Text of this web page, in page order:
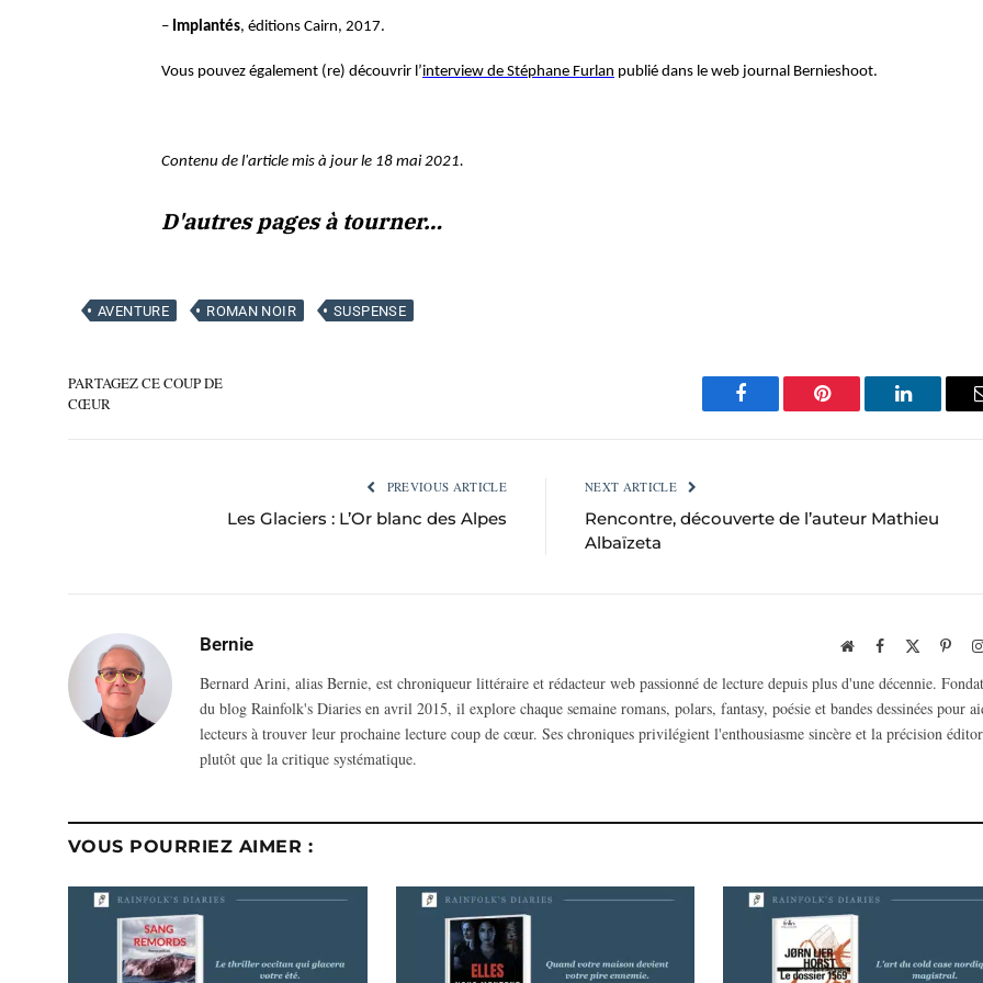
– Implantés, éditions Cairn, 2017.
Vous pouvez également (re) découvrir l’interview de Stéphane Furlan publié dans le web journal Bernieshoot.
Contenu de l'article mis à jour le 18 mai 2021.
D'autres pages à tourner…
AVENTURE ROMAN NOIR SUSPENSE
PARTAGEZ CE COUP DE
CŒUR
Facebook Pinterest LinkedIn
PREVIOUS ARTICLE
Les Glaciers : L’Or blanc des Alpes
NEXT ARTICLE
Rencontre, découverte de l’auteur Mathieu
Albaïzeta
Bernie WebsiteFacebook
Bernard Arini, alias Bernie, est chroniqueur littéraire et rédacteur web passionné de lecture depuis plus d'une décennie.
du blog Rainfolk's Diaries en avril 2015, il explore chaque semaine romans, polars, fantasy, poésie et bandes dessinées pour
lecteurs à trouver leur prochaine lecture coup de cœur. Ses chroniques privilégient l'enthousiasme sincère et la précision
plutôt que la critique systématique.
VOUS POURRIEZ AIMER :